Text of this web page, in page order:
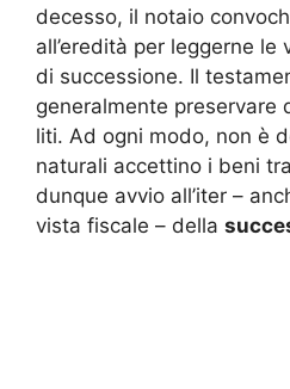
decesso, il notaio
all’eredità per leggerne
di successione. Il
generalmente preservare
liti. Ad ogni modo, non è
naturali accettino i beni
dunque avvio all’iter –
vista fiscale – della